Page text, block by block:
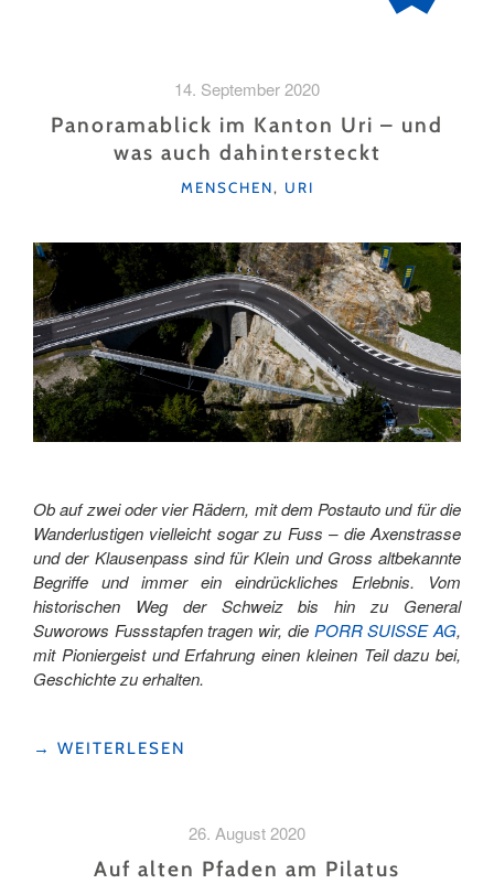
14. September 2020
Panoramablick im Kanton Uri – und
was auch dahintersteckt
KATEGORIEN
MENSCHEN, URI
Ob auf zwei oder vier Rädern, mit dem Postauto und für die
Wanderlustigen vielleicht sogar zu Fuss – die Axenstrasse
und der Klausenpass sind für Klein und Gross altbekannte
Begriffe und immer ein eindrückliches Erlebnis. Vom
historischen Weg der Schweiz bis hin zu General
Suworows Fussstapfen tragen wir, die PORR SUISSE AG,
mit Pioniergeist und Erfahrung einen kleinen Teil dazu bei,
Geschichte zu erhalten.
"PANORAMABLICK
→ WEITERLESEN
26. August 2020
Auf alten Pfaden am Pilatus